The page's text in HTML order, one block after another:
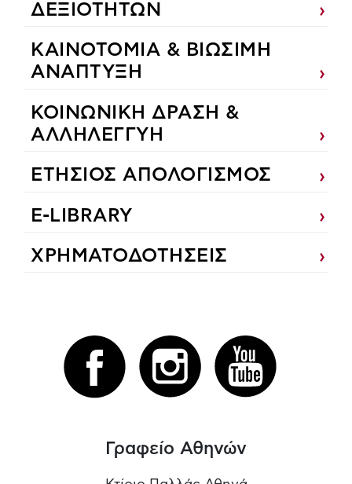
ΔΕΞΙΟΤΗΤΩΝ
ΚΑΙΝΟΤΟΜΙΑ & ΒΙΩΣΙΜΗ
ΑΝΑΠΤΥΞΗ
ΚΟΙΝΩΝΙΚΗ ΔΡΑΣΗ &
ΑΛΛΗΛΕΓΓΥΗ
ΕΤΗΣΙΟΣ ΑΠΟΛΟΓΙΣΜΟΣ
E-LIBRARY
ΧΡΗΜΑΤΟΔΟΤΗΣΕΙΣ
Γραφείο Αθηνών